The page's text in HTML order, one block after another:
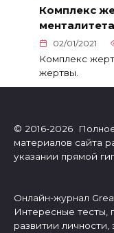
Комплекс
02/01/2021
Комплекс
жертвы.
© 2016-2026
материалов сайта
указании прямой
Онлайн-журнал
Интересные тесты,
развитии личности,